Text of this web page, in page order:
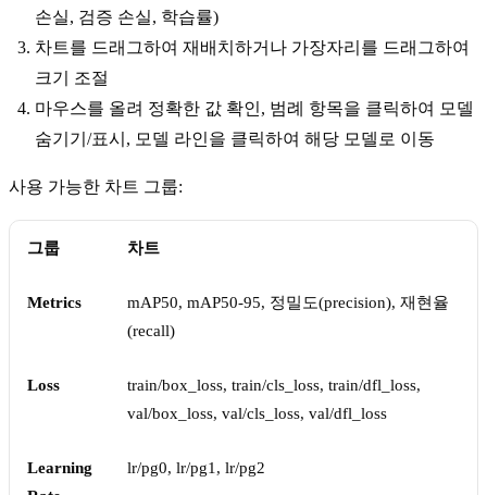
손실, 검증 손실, 학습률)
차트를 드래그하여 재배치하거나 가장자리를 드래그하여
크기 조절
마우스를 올려 정확한 값 확인, 범례 항목을 클릭하여 모델
숨기기/표시, 모델 라인을 클릭하여 해당 모델로 이동
사용 가능한 차트 그룹:
그룹 차트
Metrics
mAP50, mAP50-95, 정밀도(precision), 재현율
(recall)
Loss
train/box_loss, train/cls_loss, train/dfl_loss,
val/box_loss, val/cls_loss, val/dfl_loss
Learning
lr/pg0, lr/pg1, lr/pg2